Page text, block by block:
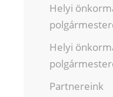
Helyi
Helyi
Partnereink